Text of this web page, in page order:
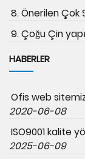
8. Önerilen Çok
9. Çoğu Çin
HABERLER
Ofis web
2020-06-08
ISO9001 kalite
2025-06-09